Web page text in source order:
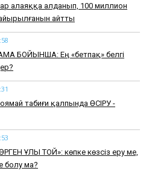
алаяққа алданып, 100 миллион
айырылғанын айтты
БОЙЫНША: Ең «бетпақ» белгі
табиғи қалпында ӨСІРУ -
ҰЛЫ ТОЙ»: көпке көзсіз еру ме,
болу ма?